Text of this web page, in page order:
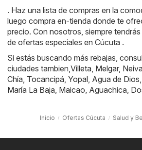
. Haz una lista de compras en la
luego compra en-tienda donde te
precio. Con nosotros, siempre
de ofertas especiales en Cúcuta .
Si estás buscando más rebajas,
ciudades tambien, Villeta Melgar,
Chía Tocancipá Yopal Agua de Dios
María La Baja Maicao Aguachica
Inicio Ofertas Cúcuta Salud y